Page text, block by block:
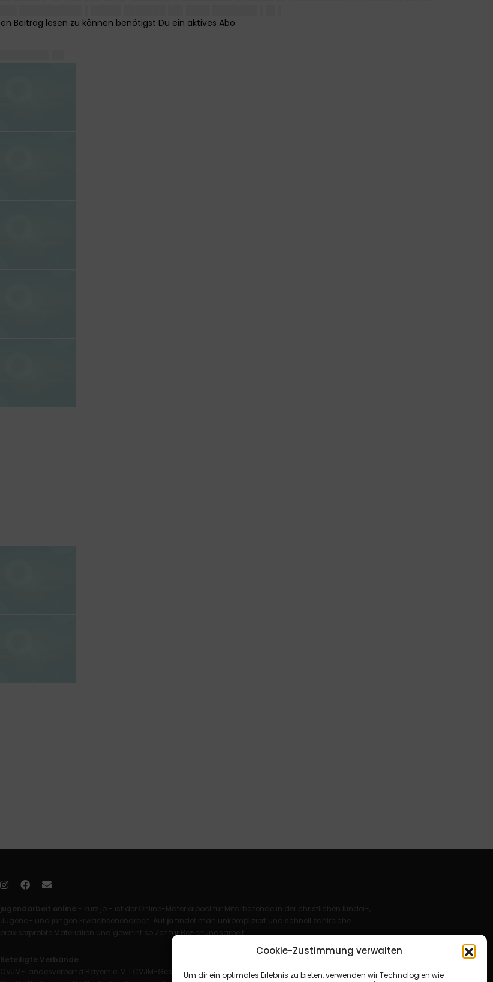
Cookie-Zustimmung verwalten
Um dir ein optimales Erlebnis zu bieten, verwenden wir Technologien wie
jugendarbeit.online - kurz jo - ist der Online-Materialpool für Mitarbeitende in der christlichen Kinder-,
Jugend- und jungen Erwachsenenarbeit. Auf jo findet man unkompliziert und schnell zahlreiche
praxiserprobte Materialien und gewinnt so Zeit für Beziehungsarbeit.
Beteiligte Verbände
CVJM-Landesverband Bayern e. V.
CVJM-Gesamtverband in Deutschland e. V.